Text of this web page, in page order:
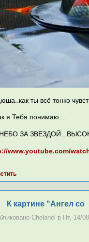
ты всё тонко
я Тебя понимаю....
ЗА
www.youtube.com/
К картине "Ангел со
Chelanel в Пт, 14/